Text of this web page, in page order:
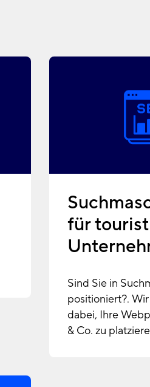
für
Sind Sie in
positioniert?.
dabei, Ihre
& Co. zu